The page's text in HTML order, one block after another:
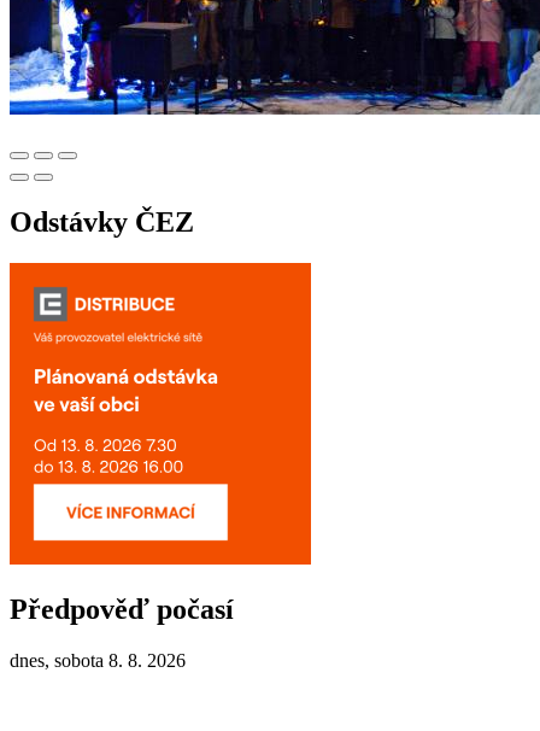
Odstávky ČEZ
Předpověď počasí
dnes, sobota 8. 8. 2026